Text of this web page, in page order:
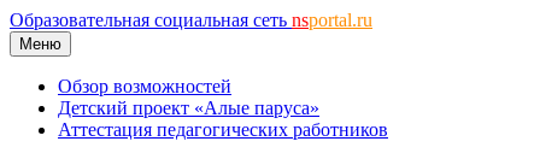
Образовательная социальная сеть nsportal.ru
Меню
Обзор возможностей
Детский проект «Алые паруса»
Аттестация педагогических работников